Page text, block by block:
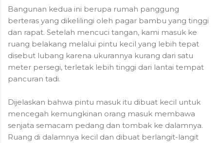
Bangunan kedua ini berupa rumah panggung
berteras yang dikelilingi oleh pagar bambu yang tinggi
dan rapat. Setelah mencuci tangan, kami masuk ke
ruang belakang melalui pintu kecil yang lebih tepat
disebut lubang karena ukurannya kurang dari satu
meter persegi, terletak lebih tinggi dari lantai tempat
pancuran tadi.
Dijelaskan bahwa pintu masuk itu dibuat kecil untuk
mencegah kemungkinan orang masuk membawa
senjata semacam pedang dan tombak ke dalamnya.
Ruang di dalamnya kecil dan dibuat berlangit-langit